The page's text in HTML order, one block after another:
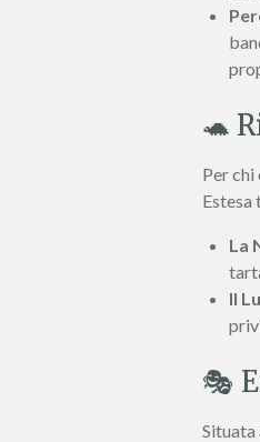
🐢
Per
Estesa
La
Il
🎭
Situata